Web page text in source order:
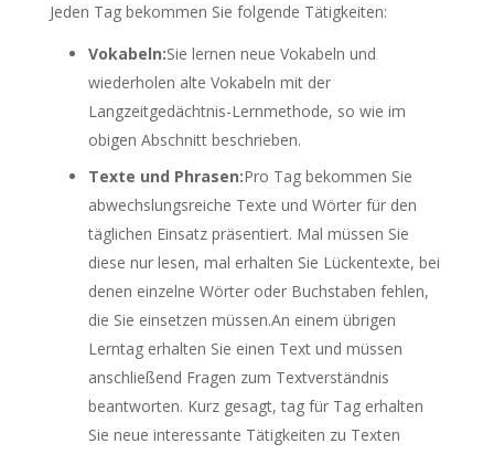
Jeden Tag bekommen Sie folgende Tätigkeiten:
Vokabeln:Sie lernen neue Vokabeln und
wiederholen alte Vokabeln mit der
Langzeitgedächtnis-Lernmethode, so wie im
obigen Abschnitt beschrieben.
Texte und Phrasen:Pro Tag bekommen Sie
abwechslungsreiche Texte und Wörter für den
täglichen Einsatz präsentiert. Mal müssen Sie
diese nur lesen, mal erhalten Sie Lückentexte, bei
denen einzelne Wörter oder Buchstaben fehlen,
die Sie einsetzen müssen.An einem übrigen
Lerntag erhalten Sie einen Text und müssen
anschließend Fragen zum Textverständnis
beantworten. Kurz gesagt, tag für Tag erhalten
Sie neue interessante Tätigkeiten zu Texten